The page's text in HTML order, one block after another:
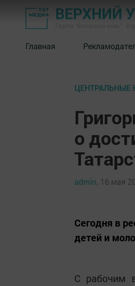
ВЕРХНИЙ
Главная
ЦЕНТРАЛЬНЫЕ
о
admin, 16 мая
Сегодня в
детей и
С рабочим